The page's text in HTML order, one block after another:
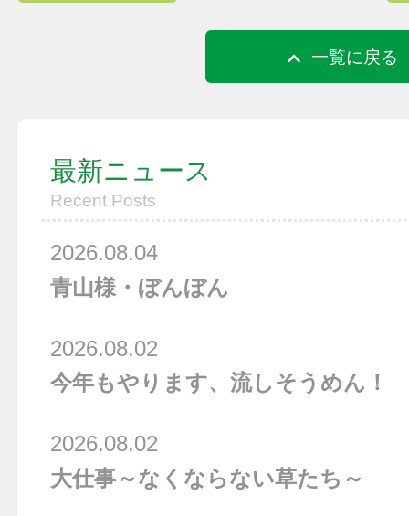
一覧に戻る
最新ニュース
Recent Posts
青山様・ぼんぼん
2026.08.04
今年もやります、流しそうめん！
2026.08.02
大仕事～なくならない草たち～
2026.08.02